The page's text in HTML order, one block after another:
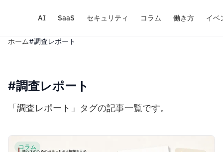
AI SaaS セキュリティ コラム 働き方 イベ
ホーム#調査レポート
#調査レポート
「調査レポート」タグの記事一覧です。
コラム